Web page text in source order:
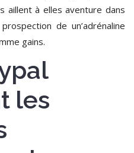
aillent à elles aventure dans
de un’adrénaline
gains.
les